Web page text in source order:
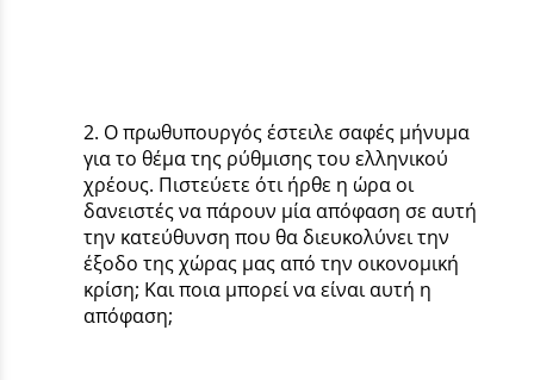
2. Ο πρωθυπουργός έστειλε σαφές μήνυμα
για το θέμα της ρύθμισης του ελληνικού
χρέους. Πιστεύετε ότι ήρθε η ώρα οι
δανειστές να πάρουν μία απόφαση σε αυτή
την κατεύθυνση που θα διευκολύνει την
έξοδο της χώρας μας από την οικονομική
κρίση; Και ποια μπορεί να είναι αυτή η
απόφαση;